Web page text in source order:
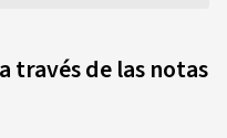
través de las notas